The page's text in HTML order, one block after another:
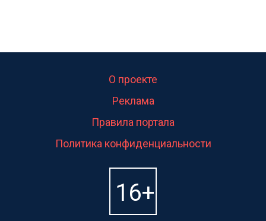
О проекте
Реклама
Правила портала
Политика конфиденциальности